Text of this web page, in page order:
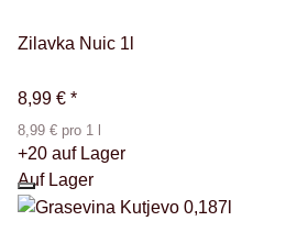
Zilavka Nuic 1l
8,99 € *
8,99 € pro 1 l
+20 auf Lager
Auf Lager